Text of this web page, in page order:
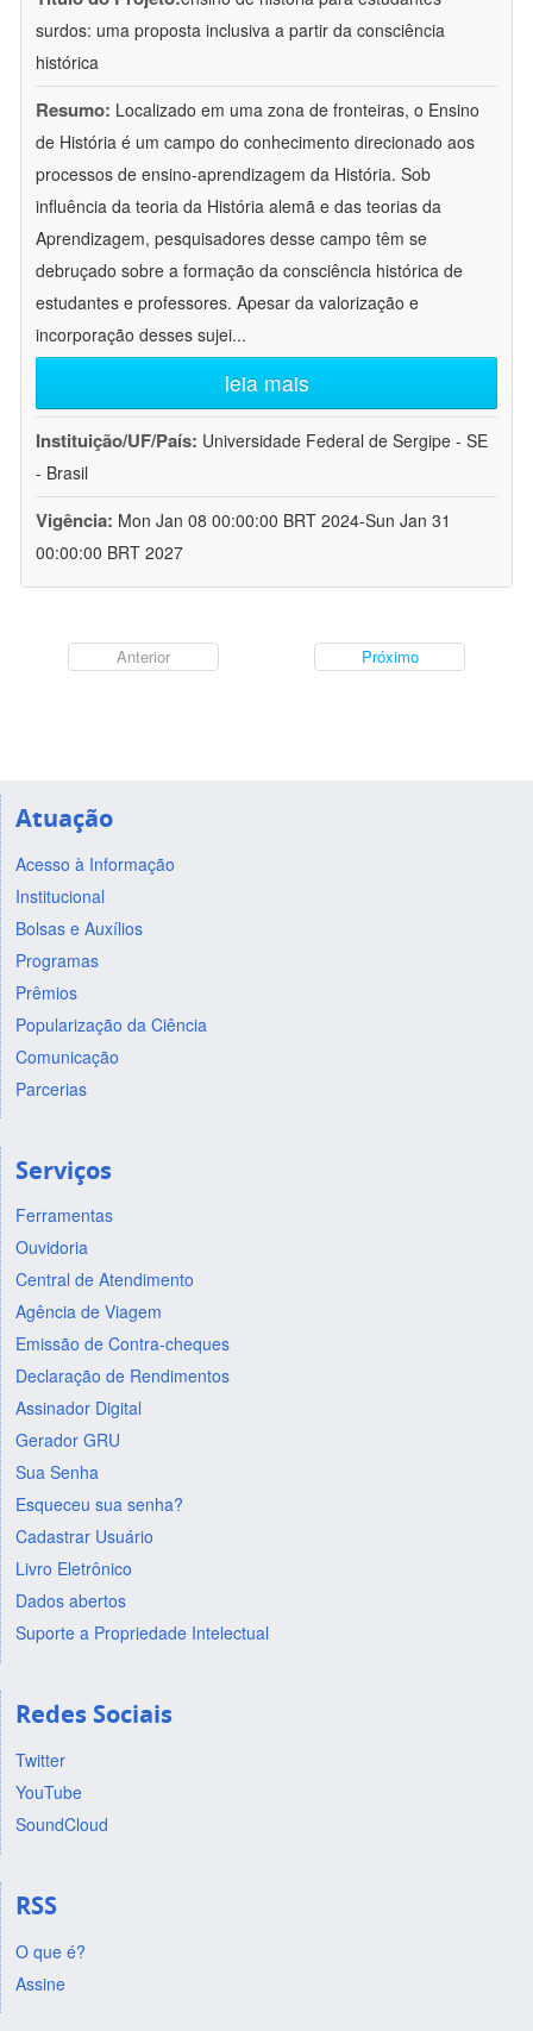
surdos: uma proposta inclusiva a partir da consciência
histórica
Resumo: Localizado em uma zona de fronteiras, o Ensino
de História é um campo do conhecimento direcionado aos
processos de ensino-aprendizagem da História. Sob
influência da teoria da História alemã e das teorias da
Aprendizagem, pesquisadores desse campo têm se
debruçado sobre a formação da consciência histórica de
estudantes e professores. Apesar da valorização e
incorporação desses sujei...
leia mais
Instituição/UF/País: Universidade Federal de Sergipe - SE
- Brasil
Vigência: Mon Jan 08 00:00:00 BRT 2024-Sun Jan 31
00:00:00 BRT 2027
Anterior Próximo
Atuação
Acesso à Informação
Institucional
Bolsas e Auxílios
Programas
Prêmios
Popularização da Ciência
Comunicação
Parcerias
Serviços
Ferramentas
Ouvidoria
Central de Atendimento
Agência de Viagem
Emissão de Contra-cheques
Declaração de Rendimentos
Assinador Digital
Gerador GRU
Sua Senha
Esqueceu sua senha?
Cadastrar Usuário
Livro Eletrônico
Dados abertos
Suporte a Propriedade Intelectual
Redes Sociais
Twitter
YouTube
SoundCloud
RSS
O que é?
Assine